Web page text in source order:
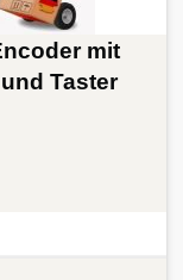
mit
Taster